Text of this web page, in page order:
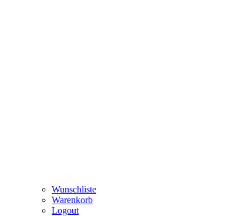
Wunschliste
Warenkorb
Logout